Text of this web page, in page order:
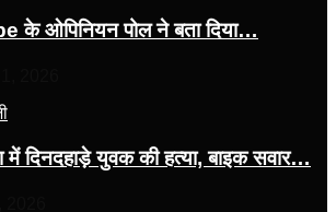
के ओपिनियन पोल ने बता दिया…
में दिनदहाड़े युवक की हत्या, बाइक सवार…